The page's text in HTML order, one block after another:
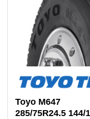
Toyo M647
285/75R24.5 144/